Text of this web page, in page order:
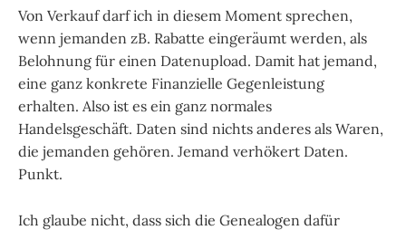
Von Verkauf darf ich in diesem Moment sprechen,
wenn jemanden zB. Rabatte eingeräumt werden, als
Belohnung für einen Datenupload. Damit hat jemand,
eine ganz konkrete Finanzielle Gegenleistung
erhalten. Also ist es ein ganz normales
Handelsgeschäft. Daten sind nichts anderes als Waren,
die jemanden gehören. Jemand verhökert Daten.
Punkt.
Ich glaube nicht, dass sich die Genealogen dafür